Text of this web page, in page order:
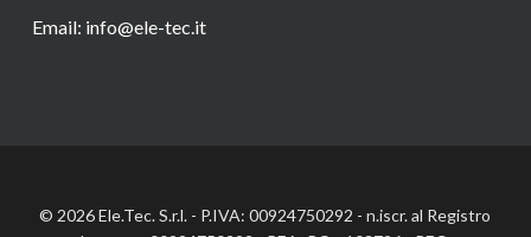
Email: info@ele-tec.it
© 2026 Ele.Tec. S.r.l. - P.IVA: 00924750292 - n.iscr. al Registro